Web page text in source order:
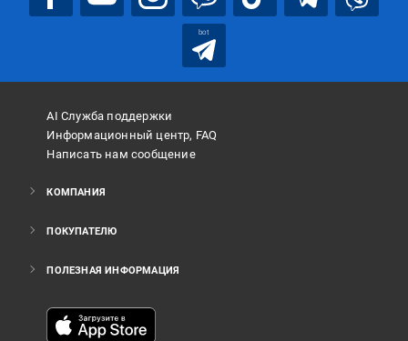
bot
AI Служба поддержки
Информационный центр, FAQ
Написать нам сообщение
КОМПАНИЯ
ПОКУПАТЕЛЮ
ПОЛЕЗНАЯ ИНФОРМАЦИЯ